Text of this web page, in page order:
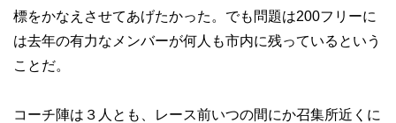
標をかなえさせてあげたかった。でも問題は200フリーに
は去年の有力なメンバーが何人も市内に残っているという
ことだ。
コーチ陣は３人とも、レース前いつの間にか召集所近くに